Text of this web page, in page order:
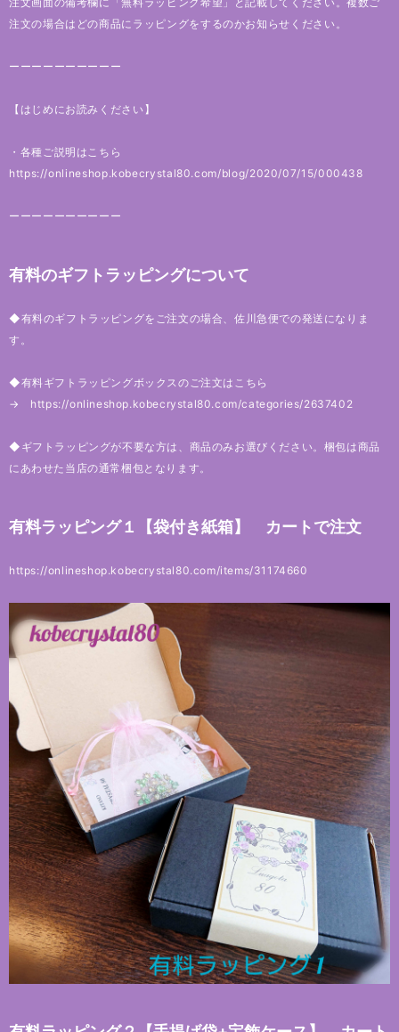
注文の場合はどの商品にラッピングをするのかお知らせください。
ーーーーーーーーーー
【はじめにお読みください】
・各種ご説明はこちら
https://onlineshop.kobecrystal80.com/blog/2020/07/15/000438
ーーーーーーーーーー
有料のギフトラッピングについて
◆有料のギフトラッピングをご注文の場合、佐川急便での発送になりま
す。
◆有料ギフトラッピングボックスのご注文はこちら
→ https://onlineshop.kobecrystal80.com/categories/2637402
◆ギフトラッピングが不要な方は、商品のみお選びください。梱包は商品
にあわせた当店の通常梱包となります。
有料ラッピング１【袋付き紙箱】 カートで注文
https://onlineshop.kobecrystal80.com/items/31174660